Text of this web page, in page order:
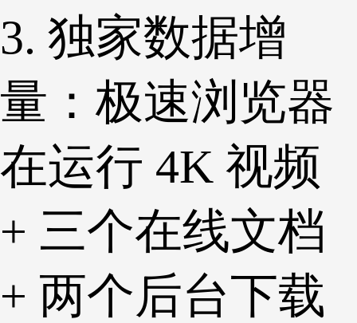
3. 独家数据增
量：极速浏览器
在运行 4K 视频
+ 三个在线文档
+ 两个后台下载